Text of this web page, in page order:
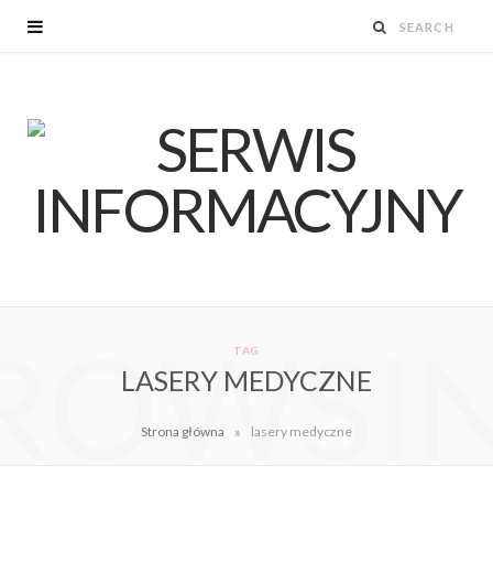
TAG
LASERY MEDYCZNE
Strona główna » lasery medyczne